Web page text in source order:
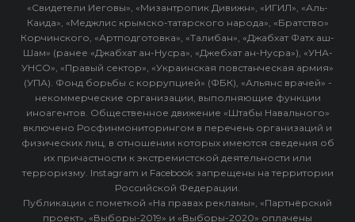
«Свидетели Иеговы», «Мизантропик Дивижн», «ИГИЛ», «Аль-
Каида», «Меджлис крымско-татарского народа», «Братство»
Корчинского, «Артподготовка», «Талибан», «Джабхат Фатх аш-
Шам» (ранее «Джабхат ан-Нусра», «Джебхат ан-Нусра»), «УНА-
УНСО», «Правый сектор», «Украинская повстанческая армия»
(УПА). Фонд борьбы с коррупцией» (ФБК), «Альянс врачей» -
некоммерческие организации, выполняющие функции
иноагентов. Общественное движение «Штабы Навального»
включено Росфинмониторингом в перечень организаций и
физических лиц, в отношении которых имеются сведения об
их причастности к экстремистской деятельности или
терроризму. Instagram и Facebook запрещены на территории
Российской Федерации.
Публикации с пометкой «На правах рекламы», «Партнёрский
проект», «Выборы-2019» и «Выборы-2020» оплачены